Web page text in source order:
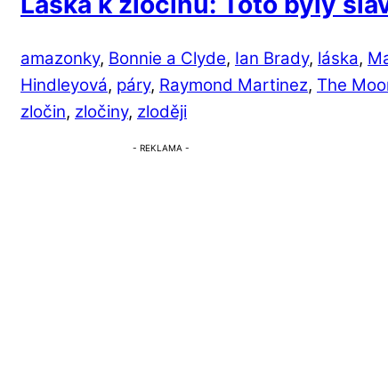
amazonky, Bonnie a Clyde, Ian Brady, láska,
Hindleyová, páry, Raymond Martinez, The
zločin, zločiny, zloději